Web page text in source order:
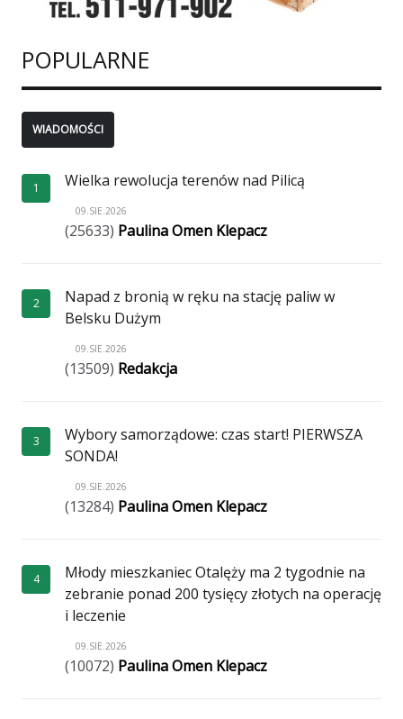
POPULARNE
WIADOMOŚCI
1 Wielka rewolucja terenów nad Pilicą
09.SIE.2026
(25633) Paulina Omen Klepacz
2
Napad z bronią w ręku na stację paliw w
Belsku Dużym
09.SIE.2026
(13509) Redakcja
3
Wybory samorządowe: czas start! PIERWSZA
SONDA!
09.SIE.2026
(13284) Paulina Omen Klepacz
4
Młody mieszkaniec Otalęży ma 2 tygodnie na
zebranie ponad 200 tysięcy złotych na operację
i leczenie
09.SIE.2026
(10072) Paulina Omen Klepacz